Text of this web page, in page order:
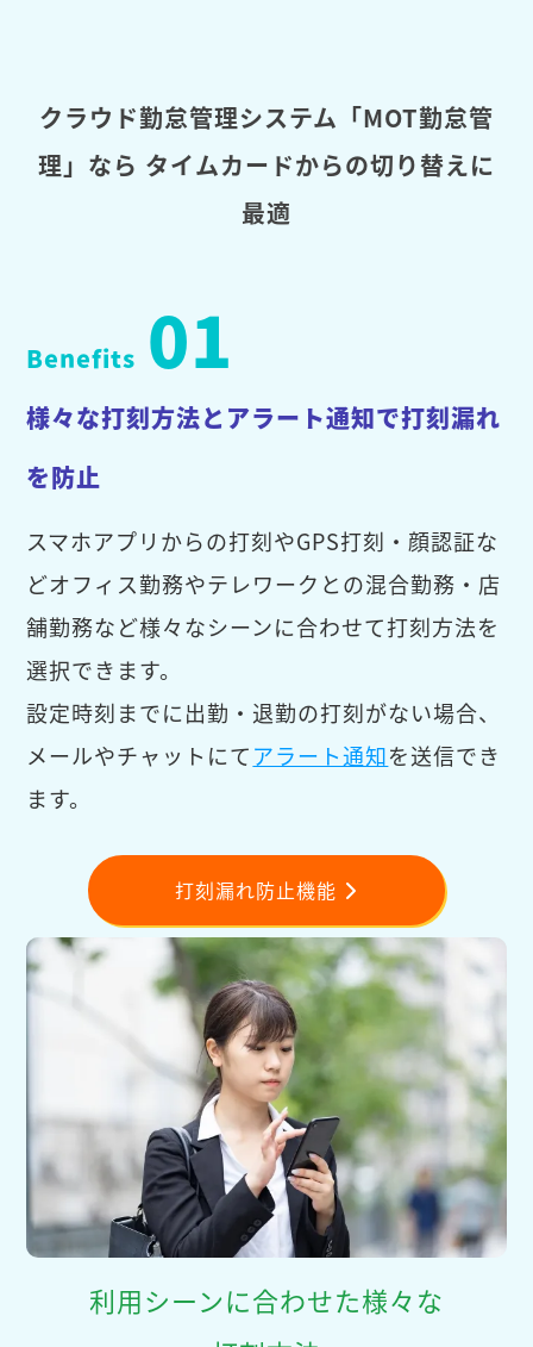
クラウド勤怠管理システム「MOT勤怠管
理」なら タイムカードからの切り替えに
最適
Benefits 01
様々な打刻方法とアラート通知で打刻漏れ
を防止
スマホアプリからの打刻やGPS打刻・顔認証な
どオフィス勤務やテレワークとの混合勤務・店
舗勤務など様々なシーンに合わせて打刻方法を
選択できます。
設定時刻までに出勤・退勤の打刻がない場合、
メールやチャットにてアラート通知を送信でき
ます。
打刻漏れ防止機能
利用シーンに合わせた様々な